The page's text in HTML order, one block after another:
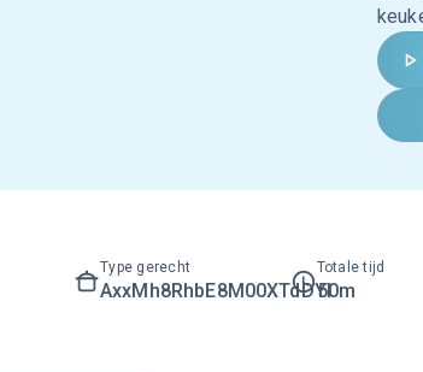
Type gerecht
AxxMh8RhbE8M00XTdDYI
Totale tijd
50m